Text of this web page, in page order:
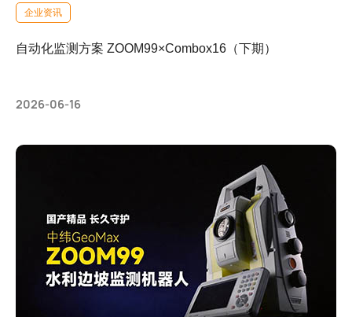
企业资讯
自动化监测方案 ZOOM99×Combox16（下期）
2026-06-16